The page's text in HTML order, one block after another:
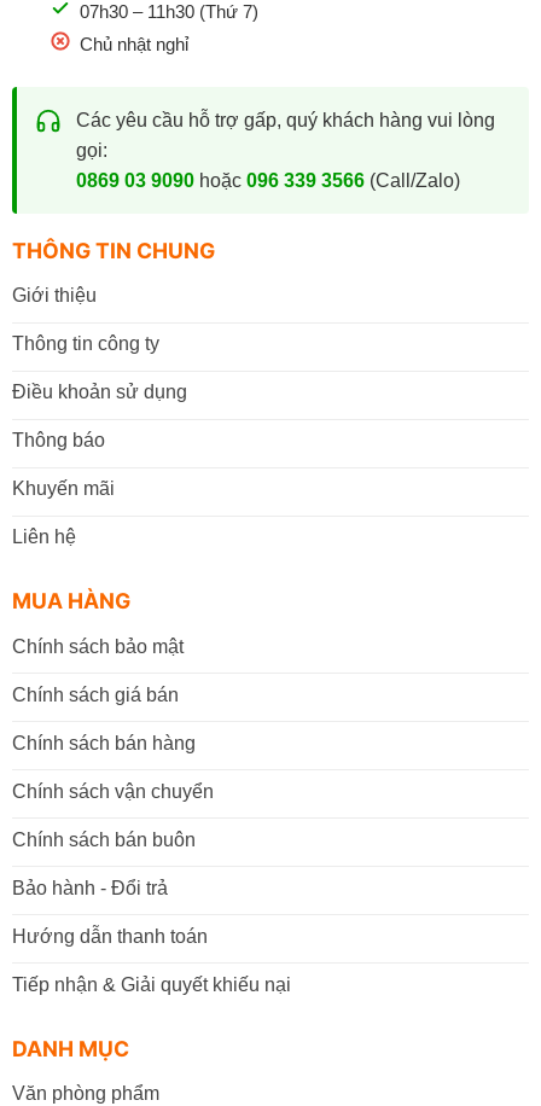
07h30 – 11h30 (Thứ 7)
Chủ nhật nghỉ
Các yêu cầu hỗ trợ gấp, quý khách hàng vui lòng
gọi:
0869 03 9090hoặc 096 339 3566(Call/Zalo)
THÔNG TIN CHUNG
Giới thiệu
Thông tin công ty
Điều khoản sử dụng
Thông báo
Khuyến mãi
Liên hệ
MUA HÀNG
Chính sách bảo mật
Chính sách giá bán
Chính sách bán hàng
Chính sách vận chuyển
Chính sách bán buôn
Bảo hành - Đổi trả
Hướng dẫn thanh toán
Tiếp nhận & Giải quyết khiếu nại
DANH MỤC
Văn phòng phẩm